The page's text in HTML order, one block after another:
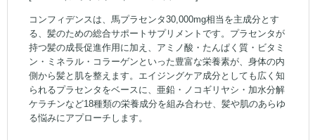
コンフィデンスは、馬プラセンタ30,000mg相当を主成分とす
る、髪のための総合サポートサプリメントです。プラセンタが
持つ髪の成長促進作用に加え、アミノ酸・たんぱく質・ビタミ
ン・ミネラル・コラーゲンといった豊富な栄養素が、身体の内
側から髪と肌を整えます。エイジングケア成分としても広く知
られるプラセンタをベースに、亜鉛・ノコギリヤシ・加水分解
ケラチンなど18種類の栄養成分を組み合わせ、髪や肌のあらゆ
る悩みにアプローチします。